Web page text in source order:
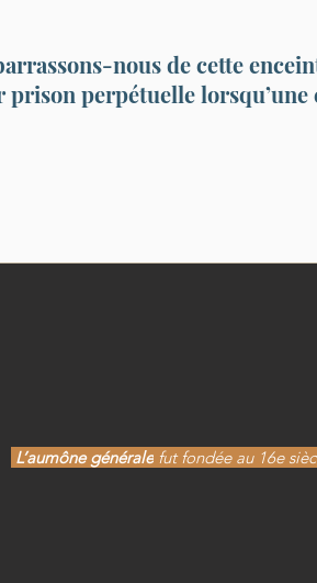
nous de cette
prison perpétuelle
L’aumône générale fut fondée au 16e